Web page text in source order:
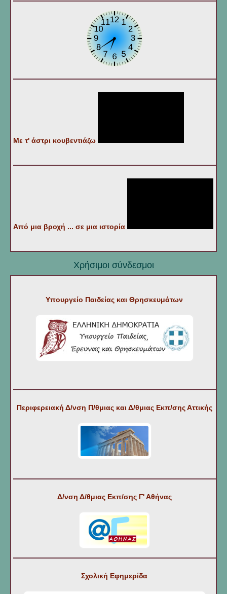
Με τ' άστρι κουβεντιάζω
Από μια βροχή ... σε μια ιστορία
Χρήσιμοι σύνδεσμοι
Υπουργείο Παιδείας και Θρησκευμάτων
Περιφερειακή Δ/νση Π/θμιας και Δ/θμιας Εκπ/σης Αττικής
Δ/νση Δ/θμιας Εκπ/σης Γ' Αθήνας
Σχολική Εφημερίδα